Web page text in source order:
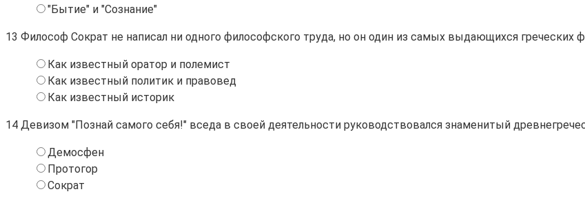
"Бытие" и "Сознание"
13 Философ Сократ не написал ни одного философского труда, но он один из самых выдающихся греческих
Как известный оратор и полемист
Как известный политик и правовед
Как известный историк
14 Девизом "Познай самого себя!" вседа в своей деятельности руководствовался знаменитый
Демосфен
Протогор
Сократ